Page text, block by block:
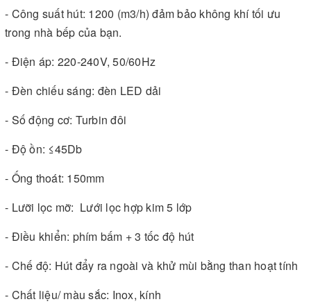
- Công suất hút: 1200 (m3/h) đảm bảo không khí tối ưu
trong nhà bếp của bạn.
- Điện áp: 220-240V, 50/60Hz
- Đèn chiếu sáng: đèn LED dải
- Số động cơ: Turbin đôi
- Độ ồn: ≤45Db
- Ống thoát: 150mm
- Lưỡi lọc mỡ: Lưới lọc hợp kim 5 lớp
- Điều khiển: phím bấm + 3 tốc độ hút
- Chế độ: Hút đẩy ra ngoài và khử mùi bằng than hoạt tính
- Chất liệu/ màu sắc: Inox, kính